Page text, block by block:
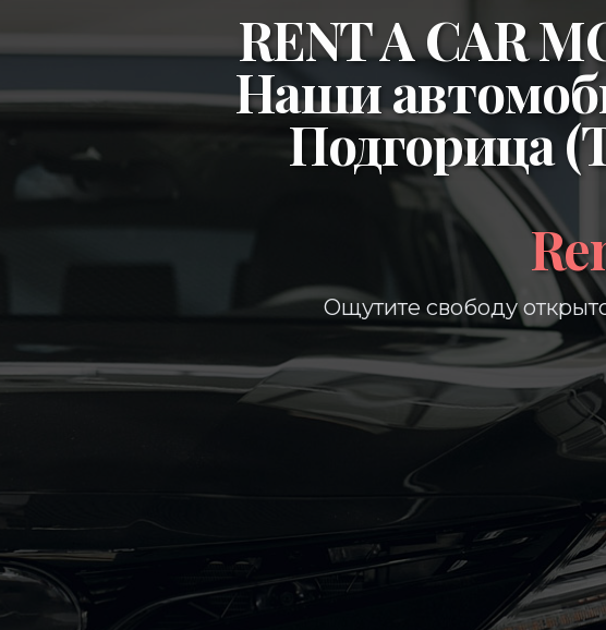
RENT A CAR
Наши
Подгорица
Ощутите свободу